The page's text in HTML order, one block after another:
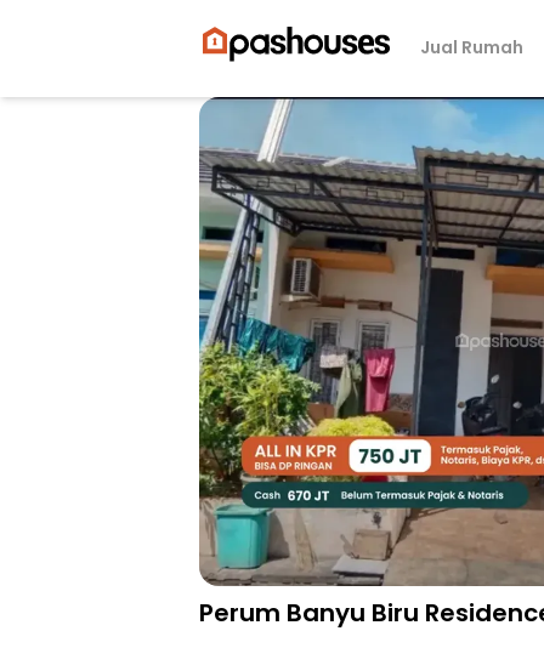
Jual Rumah
Perum Banyu Biru